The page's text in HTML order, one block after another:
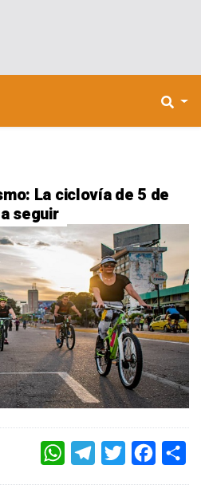
La ciclovía de 5 de
seguir
WHATSAPPTELEGRAMTWITTER